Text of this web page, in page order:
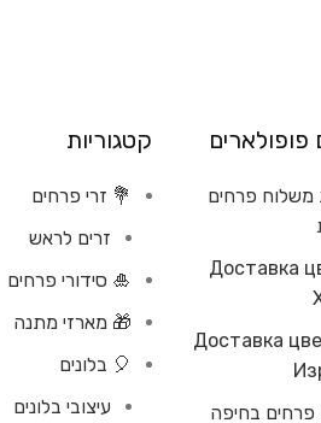
פופולארים
משלוח פרחים
Доставка
Доставка
פרחים בחיפה
קטגוריות
💐 זרי פרחים
זרים לראש
🎍 סידורי פרחים
🎁 מארזי מתנה
🎈 בלונים
עיצובי בלונים